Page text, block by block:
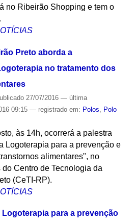
no Ribeirão Shopping e tem o
Preto aborda a
no tratamento dos
27/07/2016 — última
09:15 — registrado em: Polos
Polo
às 14h, ocorrerá a palestra
Logoterapia para a prevenção e
alimentares", no
Centro de Tecnologia da
(CeTI-RP).
para a prevenção